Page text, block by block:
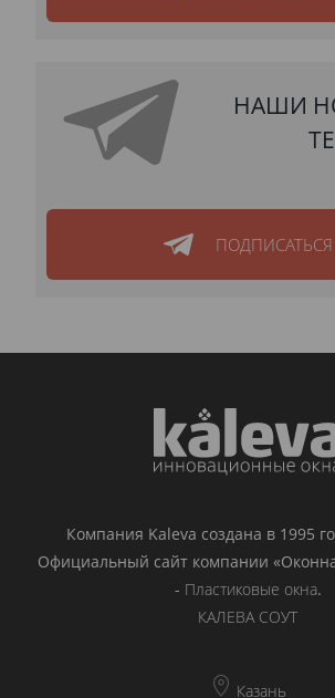
НАШИ
ПОДПИСАТЬСЯ
Компания Kaleva создана в 1995
Официальный сайт компании
- Пластиковые окна.
КАЛЕВА СОУТ
Казань